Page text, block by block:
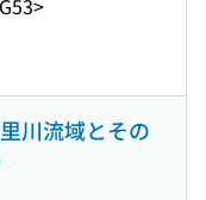
川流域とその